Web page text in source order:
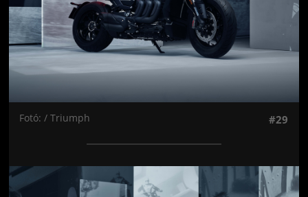
Fotó: / Triumph #29
Jön még kép!